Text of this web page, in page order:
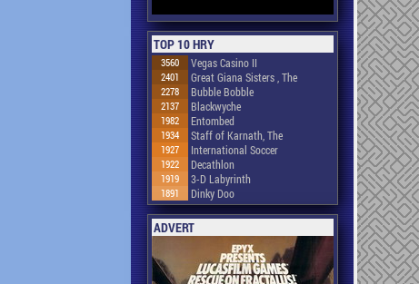
TOP 10 HRY
3560 Vegas Casino II
2401 Great Giana Sisters , The
2278 Bubble Bobble
2137 Blackwyche
1982 Entombed
1934 Staff of Karnath, The
1927 International Soccer
1922 Decathlon
1919 3-D Labyrinth
1891 Dinky Doo
ADVERT